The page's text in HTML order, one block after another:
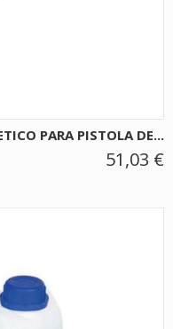
PARA PISTOLA DE...
51,03 €